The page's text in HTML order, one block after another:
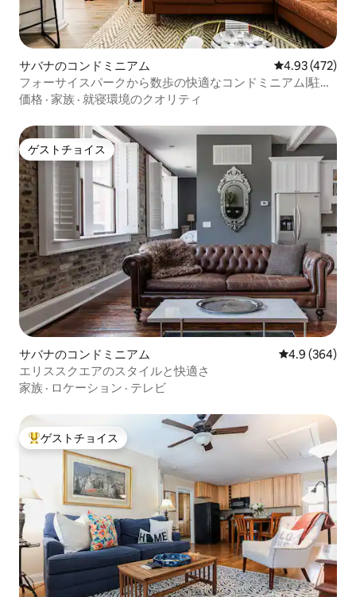
サバナのコンドミニアム レビュー472
4.93 (472)
フォーサイスパークから数歩の快適なコンドミニアム|駐車
場
価格 · 家族 · 就寝環境のクオリティ
ゲストチョイス
ゲストチョイス
サバナのコンドミニアム レビュー364
4.9 (364)
エリススクエアのスタイルと快適さ
家族 · ロケーション · テレビ
大好評のゲストチョイスです。
ゲストチョイス